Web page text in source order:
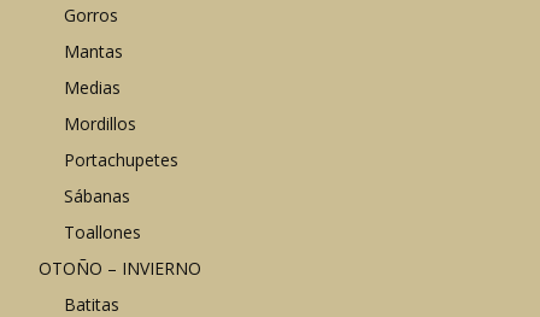
Gorros
Mantas
Medias
Mordillos
Portachupetes
Sábanas
Toallones
OTOÑO – INVIERNO
Batitas